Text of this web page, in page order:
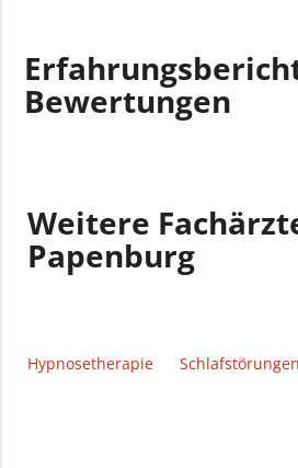
Bewertungen
Weitere
Papenburg
Hypnosetherapie Schlafstörungen